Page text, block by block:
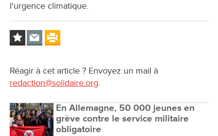
l'urgence climatique.
Réagir à cet article ? Envoyez un mail à
redaction@solidaire.org.
En Allemagne, 50 000 jeunes en
grève contre le service militaire
obligatoire